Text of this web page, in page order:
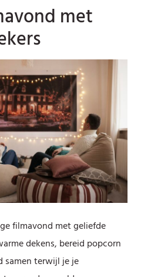
met
filmavond met geliefde
dekens, bereid popcorn
samen terwijl je je